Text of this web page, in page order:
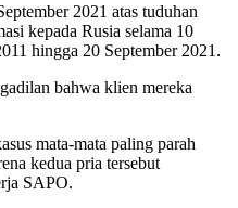
2021 atas tuduhan
kepada Rusia selama 10
hingga 20 September 2021.
bahwa klien mereka
mata-mata paling parah
kedua pria tersebut
SAPO.